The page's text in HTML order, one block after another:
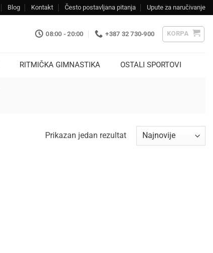
Blog Kontakt Često postavljana pitanja Upute za naručivanje
08:00 - 20:00 +387 32 730-900 KORPA
RITMIČKA GIMNASTIKA OSTALI SPORTOVI
Prikazan jedan rezultat